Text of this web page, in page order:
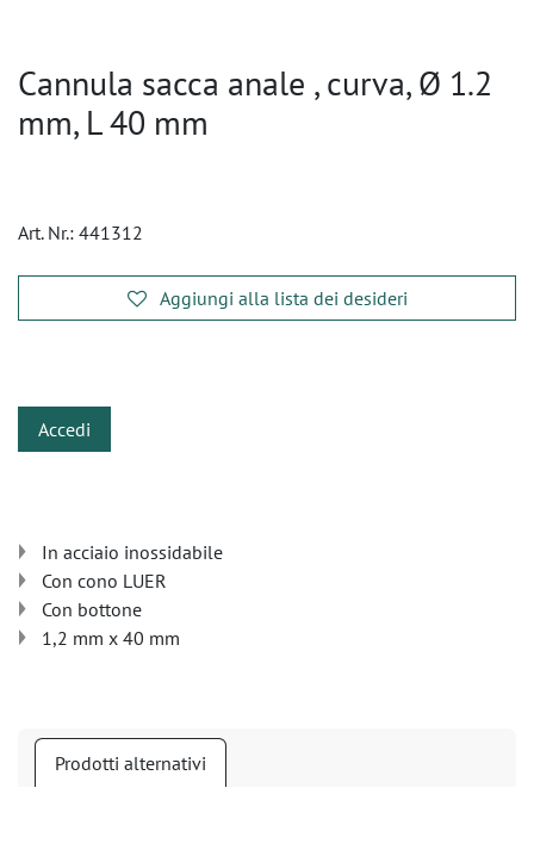
Cannula sacca anale , curva, Ø 1.2
mm, L 40 mm
Art. Nr.: 441312
Aggiungi alla lista dei desideri
Accedi
In acciaio inossidabile
Con cono LUER
Con bottone
1,2 mm x 40 mm
Prodotti alternativi